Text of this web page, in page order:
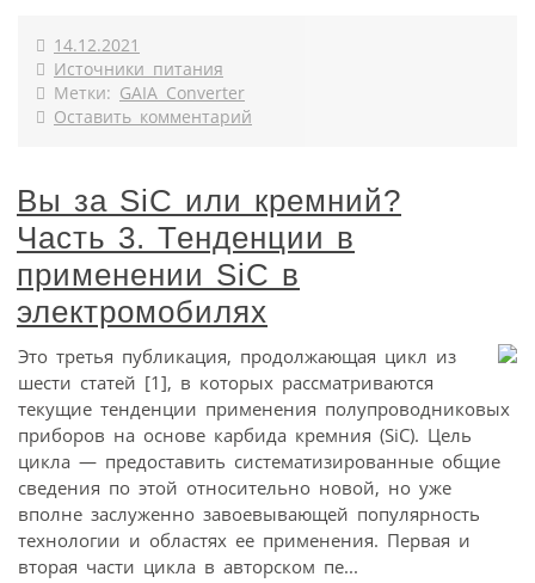
14.12.2021
Источники питания
Метки: GAIA Converter
Оставить комментарий
Вы за SiC или кремний?
Часть 3. Тенденции в
применении SiC в
электромобилях
Это третья публикация, продолжающая цикл из
шести статей [1], в которых рассматриваются
текущие тенденции применения полупроводниковых
приборов на основе карбида кремния (SiC). Цель
цикла — предоставить систематизированные общие
сведения по этой относительно новой, но уже
вполне заслуженно завоевывающей популярность
технологии и областях ее применения. Первая и
вторая части цикла в авторском пе...